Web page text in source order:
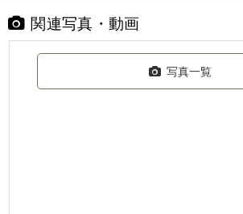
関連写真・動画
写真一覧